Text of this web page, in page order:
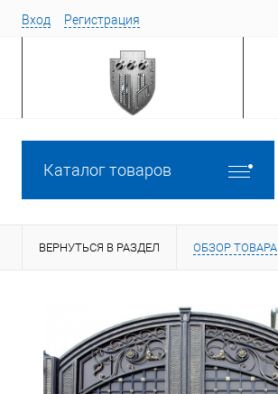
Вход Регистрация
Каталог товаров
ВЕРНУТЬСЯ В РАЗДЕЛ ОБЗОР ТОВАРА